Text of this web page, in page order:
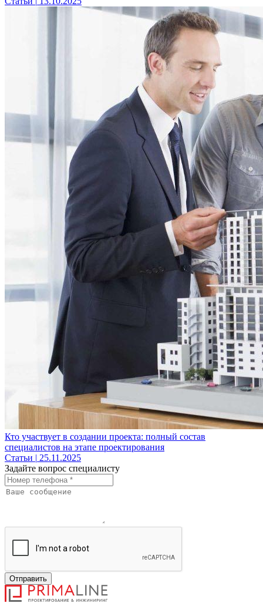
Кто участвует в создании проекта: полный состав
специалистов на этапе проектирования
Статьи | 25.11.2025
Задайте вопрос специалисту
Отправить